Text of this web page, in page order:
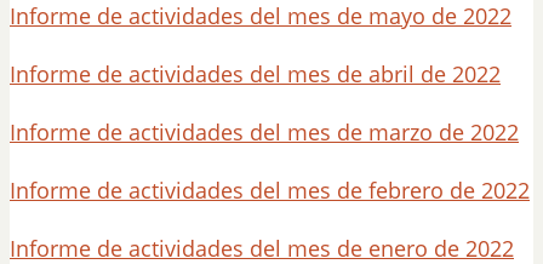
Informe de actividades del mes de mayo de 2022
Informe de actividades del mes de abril de 2022
Informe de actividades del mes de marzo de 2022
Informe de actividades del mes de febrero de 2022
Informe de actividades del mes de enero de 2022